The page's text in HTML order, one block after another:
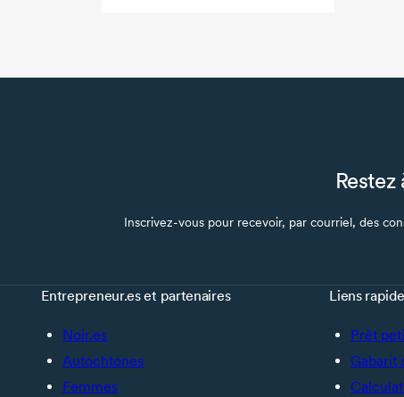
Inscrivez-vous pour recevoir, par courriel, des
Entrepreneur.es et partenaires
Noir.es
Autochtones
Femmes
Liens
Prêt
Gabarit